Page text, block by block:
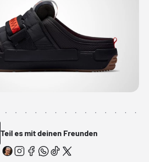
Teil es mit deinen Freunden